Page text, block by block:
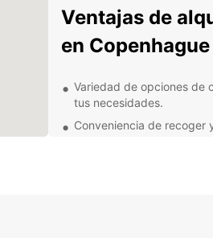
Ventajas de
en Copenhague
Variedad de opciones de
tus necesidades.
Conveniencia de recoger